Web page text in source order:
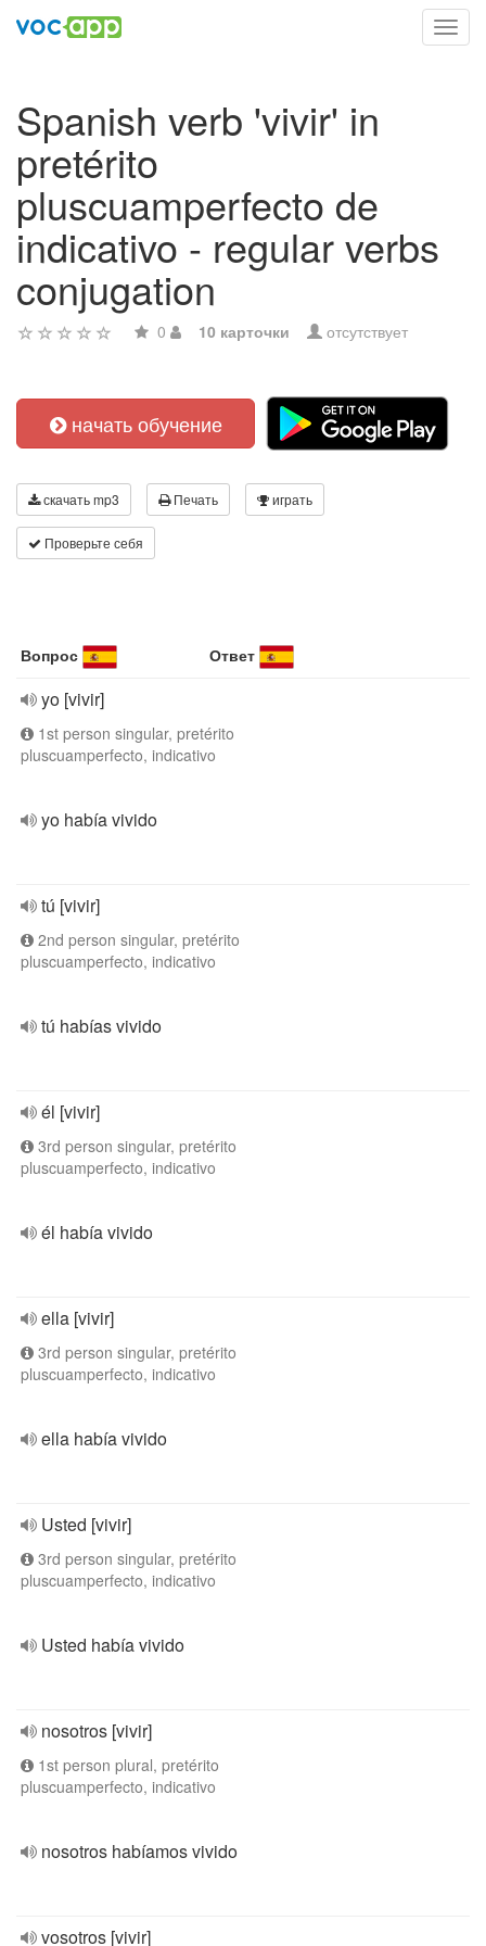
Spanish verb 'vivir' in
pretérito
pluscuamperfecto de
indicativo - regular verbs
conjugation
0 10 карточки отсутствует
начать обучение
скачать mp3 Печать играть
Проверьте себя
Вопрос Ответ
yo [vivir]
1st person singular, pretérito
pluscuamperfecto, indicativo
yo había vivido
tú [vivir]
2nd person singular, pretérito
pluscuamperfecto, indicativo
tú habías vivido
él [vivir]
3rd person singular, pretérito
pluscuamperfecto, indicativo
él había vivido
ella [vivir]
3rd person singular, pretérito
pluscuamperfecto, indicativo
ella había vivido
Usted [vivir]
3rd person singular, pretérito
pluscuamperfecto, indicativo
Usted había vivido
nosotros [vivir]
1st person plural, pretérito
pluscuamperfecto, indicativo
nosotros habíamos vivido
vosotros [vivir]